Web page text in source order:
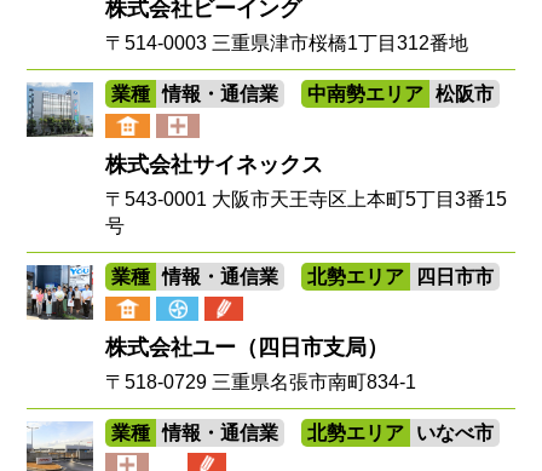
株式会社ビーイング
〒514-0003 三重県津市桜橋1丁目312番地
業種 情報・通信業 中南勢エリア 松阪市
株式会社サイネックス
〒543-0001 大阪市天王寺区上本町5丁目3番15
号
業種 情報・通信業 北勢エリア 四日市市
株式会社ユー（四日市支局）
〒518-0729 三重県名張市南町834-1
業種 情報・通信業 北勢エリア いなべ市